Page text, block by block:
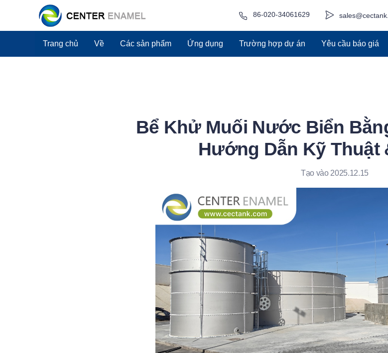
86-020-34061629
Trang chủ Về Các sản phẩm Ứng dụng Trường hợp dự án Yêu cầu báo giá
Bể Khử Muối Nước Biển
Hướng Dẫn Kỹ Thuật
Tạo vào 2025.12.15